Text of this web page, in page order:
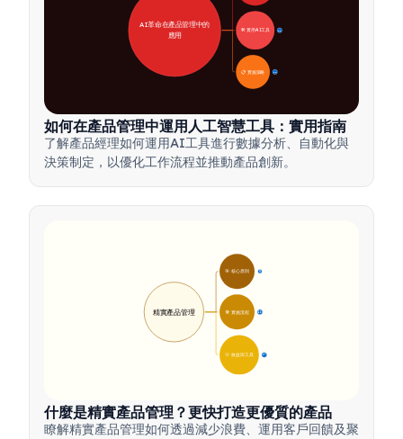
🛠️ 實用AI工具
📋 實施策略
AI革命在產品管理中的
應用
如何在產品管理中運用人工智慧工具：實用指南
了解產品經理如何運用AI工具進行數據分析、自動化與
決策制定，以優化工作流程並推動產品創新。
🎯 核心原則 9
🛠️ 實施流程 12
💡 效益與工具 17
精實產品管理
什麼是精實產品管理？更快打造更優質的產品
瞭解精實產品管理如何透過減少浪費、運用客戶回饋及聚